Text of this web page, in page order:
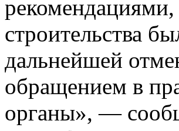
рекомендациями,
строительства
дальнейшей
обращением в
органы», —